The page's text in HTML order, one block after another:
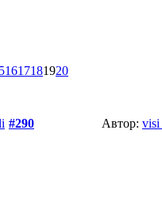
1617181920
#290 Автор: